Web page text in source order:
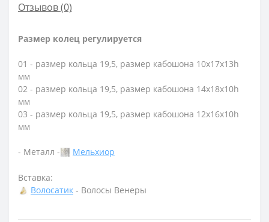
Отзывов (0)
Размер колец регулируется
01 - размер кольца 19,5, размер кабошона 10х17х13h
мм
02 - размер кольца 19,5, размер кабошона 14х18х10h
мм
03 - размер кольца 19,5, размер кабошона 12х16х10h
мм
- Металл - Мельхиор
Вставка:
Волосатик - Волосы Венеры